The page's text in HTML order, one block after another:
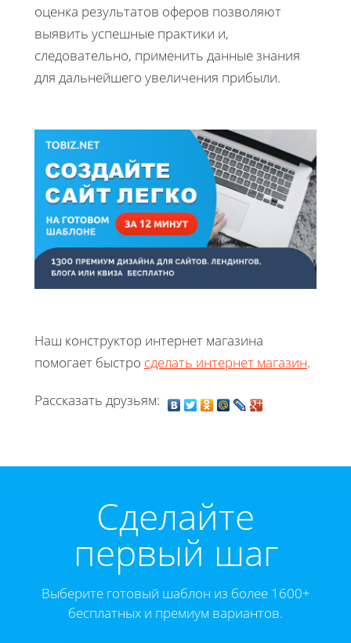
оценка результатов оферов позволяют
выявить успешные практики и,
следовательно, применить данные знания
для дальнейшего увеличения прибыли.
Наш конструктор интернет магазина
помогает быстро сделать интернет магазин.
Рассказать друзьям:
Cделайте
первый шаг
Выберите готовый шаблон из более 1600+
бесплатных и премиум вариантов.